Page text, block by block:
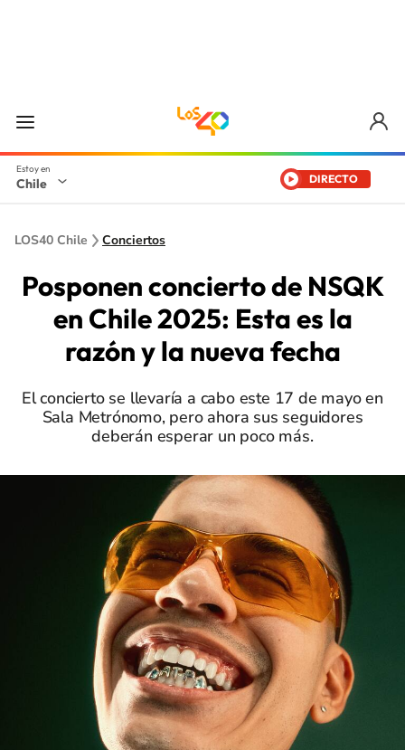
Chile DIRECTO
LOS40 Chile Conciertos
Posponen concierto de NSQK
en Chile 2025: Esta es la
razón y la nueva fecha
El concierto se llevaría a cabo este 17 de mayo en
Sala Metrónomo, pero ahora sus seguidores
deberán esperar un poco más.